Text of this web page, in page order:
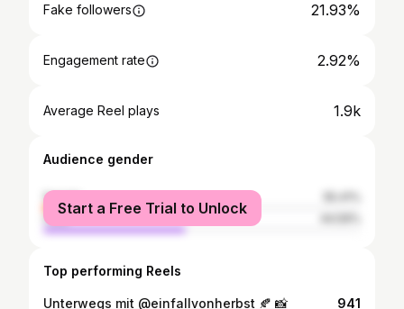
Fake followers 21.93%
Engagement rate 2.92%
Average Reel plays 1.9k
Audience gender
female
male
Start a Free Trial to Unlock
Top performing Reels
Unterwegs mit @einfallvonherbst 🍂 📸 941